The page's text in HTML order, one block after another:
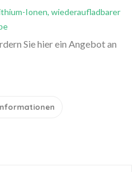
Ionen, wiederaufladbarer
Sie hier ein Angebot an